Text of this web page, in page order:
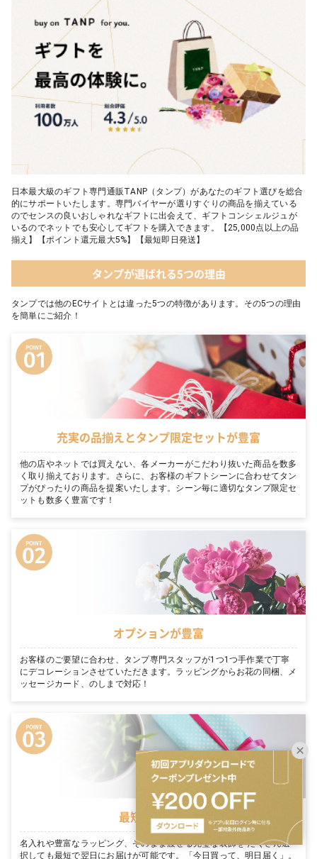
日本最大級のギフト専門通販TANP（タンプ）があなたのギフト選びを総合
的にサポートいたします。専門バイヤーが選りすぐりの商品を揃えている
のでセンスの良いおしゃれなギフトに出会えて、ギフトコンシェルジュが
いるのでネットでも安心してギフトを購入できます。【25,000点以上の品
揃え】【ポイント還元最大5%】【最短即日発送】
タンプが選ばれる5つの理由
タンプでは他のECサイトとは違った5つの特徴があります。その5つの理由
を簡単にご紹介！
充実の品揃えとタンプ限定セットが豊富
他の店やネットでは買えない、各メーカーがこだわり抜いた商品を数多
く取り揃えております。さらに、お客様のギフトシーンに合わせてタン
プがぴったりの商品を提案いたします。シーン毎に適切なタンプ限定セ
ットも数多く豊富です！
オプションが豊富
お客様のご要望に合わせ、タンプ専門スタッフが1つ1つ手作業で丁寧
にデコレーションさせていただきます。ラッピングからお花の同梱、メ
ッセージカード、のしまで対応！
最短翌日お届け
名入れや豊富なラッピング、そのまま渡せる完璧な装飾を たくさん選
択しても最短で翌日にお届けが可能です。「今日買って、明日届く」。